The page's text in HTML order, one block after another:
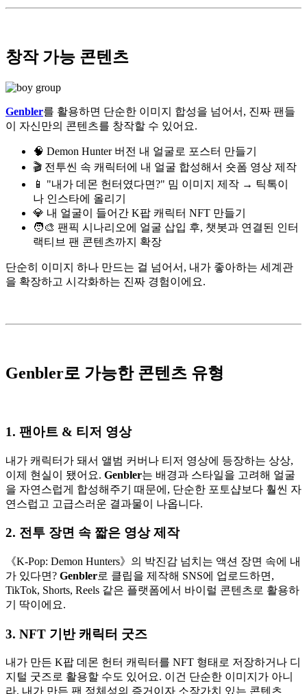
창작 가능 콘텐츠
Genbler를 활용하면 단순한 이미지 합성을 넘어서, 진짜 팬들
이 자신만의 콘텐츠를 창작할 수 있어요.
🧠 Demon Hunter 버전 내 얼굴로 포스터 만들기
🎬 전투씬 속 캐릭터에 내 얼굴 합성해서 숏폼 영상 제작
📱 "내가 데몬 헌터였다면?" 밈 이미지 제작 → 틱톡이
나 인스타에 올리기
💎 내 얼굴이 들어간 K팝 캐릭터 NFT 만들기
🧑‍🎨 팬픽 시나리오에 얼굴 삽입 후, 챗봇과 연결된 인터
랙티브 팬 콘텐츠까지 확장
단순히 이미지 하나 만드는 걸 넘어서, 내가 좋아하는 세계관
을 확장하고 시각화하는 진짜 경험이에요.
Genbler로 가능한 콘텐츠 유형
1. 팬아트 & 티저 영상
내가 캐릭터가 돼서 앨범 커버나 티저 영상에 등장하는 상상,
이제 현실이 됐어요. Genbler는 배경과 스타일을 고려해 얼굴
을 자연스럽게 합성해주기 때문에, 단순한 포토샵보다 훨씬 자
연스럽고 고급스러운 결과물이 나옵니다.
2. 전투 장면 속 짧은 영상 제작
《K-Pop: Demon Hunters》의 박진감 넘치는 액션 장면 속에 내
가 있다면? Genbler로 클립을 제작해 SNS에 업로드하면,
TikTok, Shorts, Reels 같은 플랫폼에서 바이럴 콘텐츠로 활용하
기 딱이에요.
3. NFT 기반 캐릭터 굿즈
내가 만든 K팝 데몬 헌터 캐릭터를 NFT 형태로 저장하거나 디
지털 굿즈로 활용할 수도 있어요. 이건 단순한 이미지가 아니
라, 내가 만든 팬 정체성의 증거이자 소장가치 있는 콘텐츠